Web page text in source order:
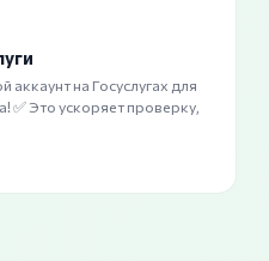
аккаунт на Госуслугах для
✅ Это ускоряет проверку,